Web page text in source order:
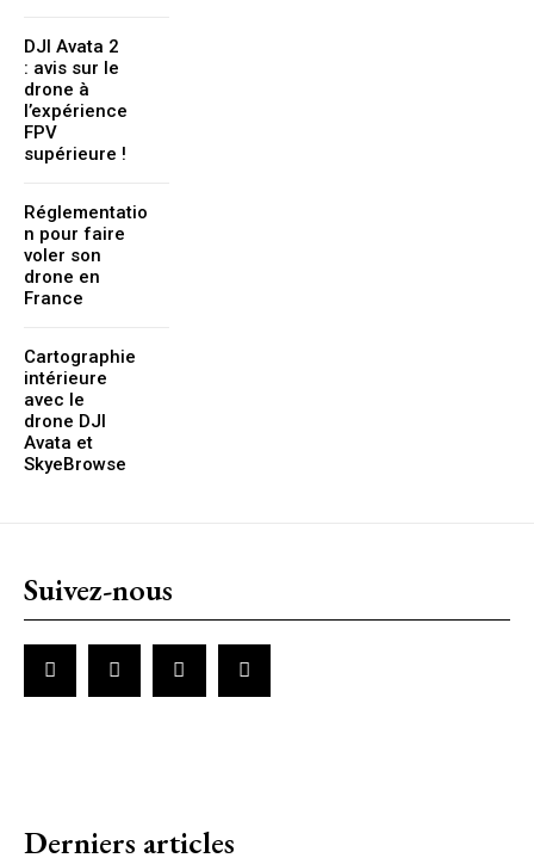
DJI Avata 2
: avis sur le
drone à
l’expérience
FPV
supérieure !
Réglementatio
n pour faire
voler son
drone en
France
Cartographie
intérieure
avec le
drone DJI
Avata et
SkyeBrowse
Suivez-nous
Derniers articles